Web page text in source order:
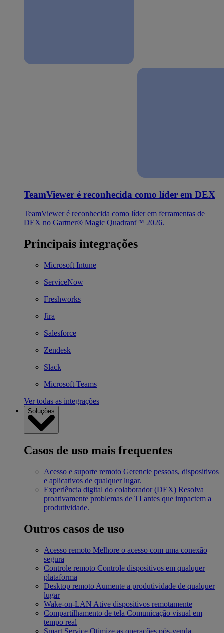
TeamViewer é reconhecida como líder em DEX
TeamViewer é reconhecida como líder em ferramentas de
DEX no Gartner® Magic Quadrant™ 2026.
Principais integrações
Microsoft Intune
ServiceNow
Freshworks
Jira
Salesforce
Zendesk
Slack
Microsoft Teams
Ver todas as integrações
Soluções
Casos de uso mais frequentes
Acesso e suporte remoto Gerencie pessoas, dispositivos
e aplicativos de qualquer lugar.
Experiência digital do colaborador (DEX) Resolva
proativamente problemas de TI antes que impactem a
produtividade.
Outros casos de uso
Acesso remoto Melhore o acesso com uma conexão
segura
Controle remoto Controle dispositivos em qualquer
plataforma
Desktop remoto Aumente a produtividade de qualquer
lugar
Wake-on-LAN Ative dispositivos remotamente
Compartilhamento de tela Comunicação visual em
tempo real
Smart Service Otimize as operações pós-venda